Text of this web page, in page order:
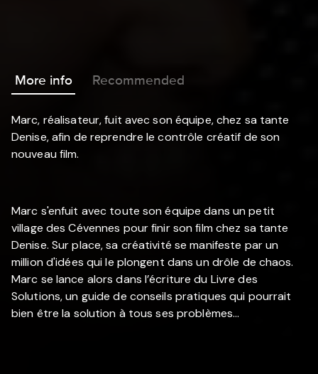
More info Recommended
Marc, réalisateur, fuit avec son équipe, chez sa tante
Denise, afin de reprendre le contrôle créatif de son
nouveau film.
Marc s'enfuit avec toute son équipe dans un petit
village des Cévennes pour finir son film chez sa tante
Denise. Sur place, sa créativité se manifeste par un
million d'idées qui le plongent dans un drôle de chaos.
Marc se lance alors dans l’écriture du Livre des
Solutions, un guide de conseils pratiques qui pourrait
bien être la solution à tous ses problèmes…